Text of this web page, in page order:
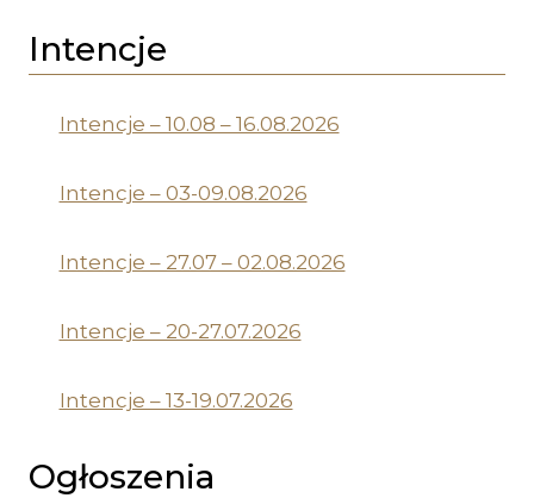
Intencje
Intencje – 10.08 – 16.08.2026
Intencje – 03-09.08.2026
Intencje – 27.07 – 02.08.2026
Intencje – 20-27.07.2026
Intencje – 13-19.07.2026
Ogłoszenia